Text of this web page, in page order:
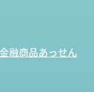
融商品あっせん